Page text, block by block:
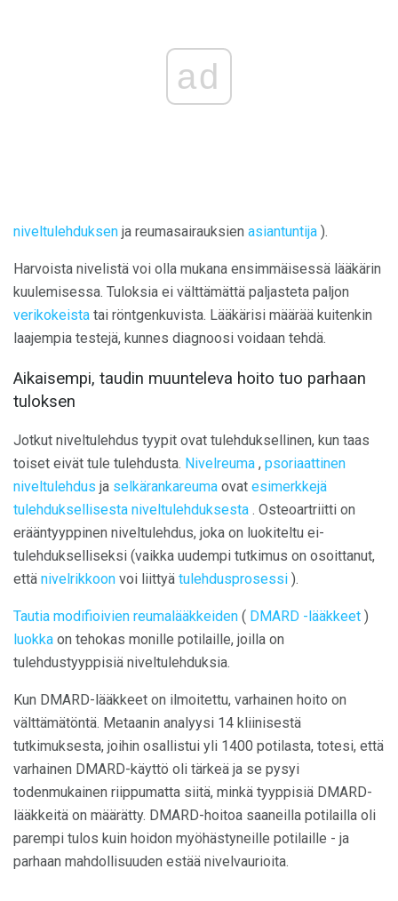
ad
niveltulehduksen ja reumasairauksien asiantuntija ).
Harvoista nivelistä voi olla mukana ensimmäisessä lääkärin
kuulemisessa. Tuloksia ei välttämättä paljasteta paljon
verikokeista tai röntgenkuvista. Lääkärisi määrää kuitenkin
laajempia testejä, kunnes diagnoosi voidaan tehdä.
Aikaisempi, taudin muunteleva hoito tuo parhaan
tuloksen
Jotkut niveltulehdus tyypit ovat tulehduksellinen, kun taas
toiset eivät tule tulehdusta. Nivelreuma , psoriaattinen
niveltulehdus ja selkärankareuma ovat esimerkkejä
tulehduksellisesta niveltulehduksesta . Osteoartriitti on
erääntyyppinen niveltulehdus, joka on luokiteltu ei-
tulehdukselliseksi (vaikka uudempi tutkimus on osoittanut,
että nivelrikkoon voi liittyä tulehdusprosessi ).
Tautia modifioivien reumalääkkeiden ( DMARD -lääkkeet )
luokka on tehokas monille potilaille, joilla on
tulehdustyyppisiä niveltulehduksia.
Kun DMARD-lääkkeet on ilmoitettu, varhainen hoito on
välttämätöntä. Metaanin analyysi 14 kliinisestä
tutkimuksesta, joihin osallistui yli 1400 potilasta, totesi, että
varhainen DMARD-käyttö oli tärkeä ja se pysyi
todenmukainen riippumatta siitä, minkä tyyppisiä DMARD-
lääkkeitä on määrätty. DMARD-hoitoa saaneilla potilailla oli
parempi tulos kuin hoidon myöhästyneille potilaille - ja
parhaan mahdollisuuden estää nivelvaurioita.